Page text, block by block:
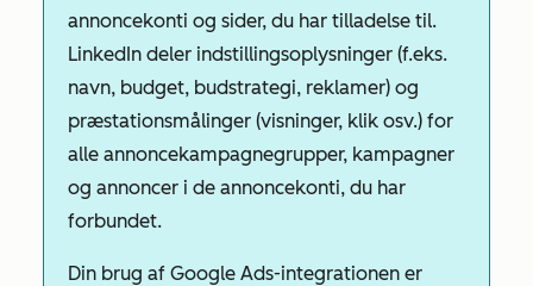
annoncekonti og sider, du har tilladelse til.
LinkedIn deler indstillingsoplysninger (f.eks.
navn, budget, budstrategi, reklamer) og
præstationsmålinger (visninger, klik osv.) for
alle annoncekampagnegrupper, kampagner
og annoncer i de annoncekonti, du har
forbundet.
Din brug af Google Ads-integrationen er